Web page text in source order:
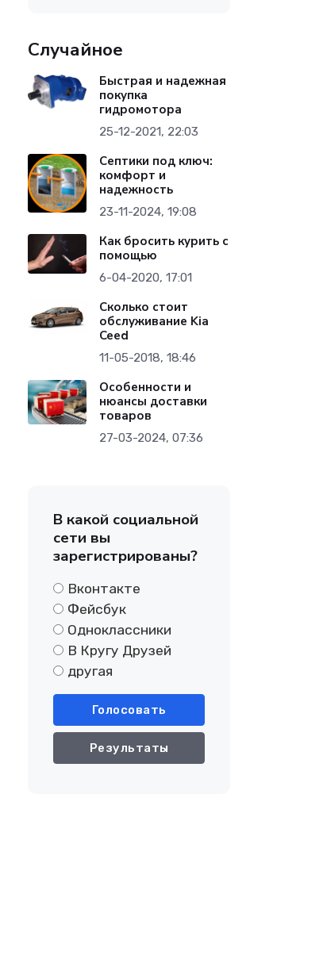
Случайное
Быстрая и надежная
покупка
гидромотора
25-12-2021, 22:03
Септики под ключ:
комфорт и
надежность
23-11-2024, 19:08
Как бросить курить с
помощью
6-04-2020, 17:01
Cколько стоит
обслуживание Kia
Ceed
11-05-2018, 18:46
Особенности и
нюансы доставки
товаров
27-03-2024, 07:36
В какой социальной
сети вы
зарегистрированы?
Вконтакте
Фейсбук
Одноклассники
В Кругу Друзей
другая
Голосовать
Результаты